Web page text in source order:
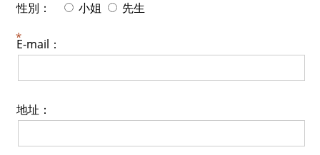
性別： 小姐 先生
E-mail：
地址：